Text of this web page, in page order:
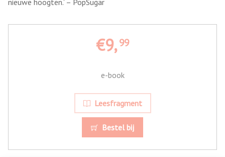
€9,99
e-book
Leesfragment
Bestel bij